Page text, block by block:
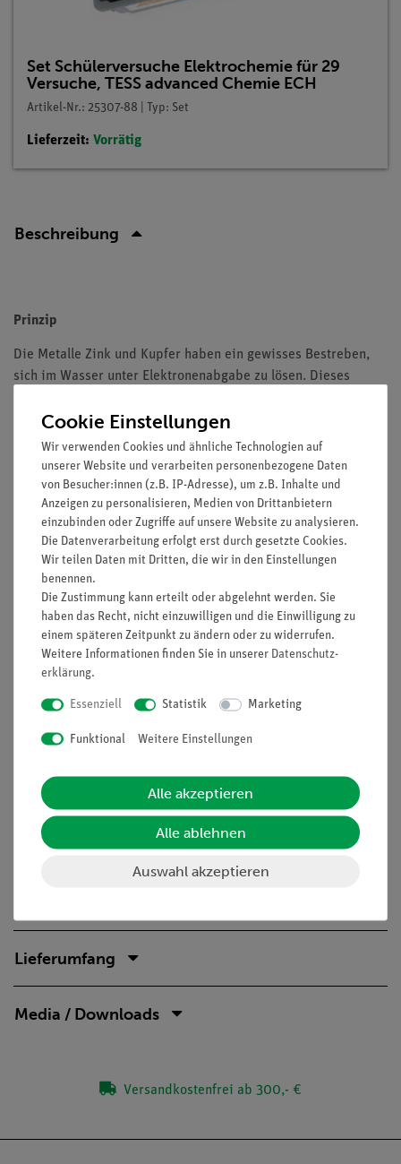
Set Schülerversuche Elektrochemie für 29
Versuche, TESS advanced Chemie ECH
Artikel-Nr.: 25307-88 | Typ: Set
Lieferzeit: Vorrätig
Beschreibung
Prinzip
Die Metalle Zink und Kupfer haben ein gewisses Bestreben,
sich im Wasser unter Elektronenabgabe zu lösen. Dieses
entstehenden Ionen diffundieren in das Wasser, die
Elektronen bleiben auf den Blechen zurück und laden diese
negativ auf. Jedes Metall besitzt einen charakteristischen
Lösungsdruck, hierbei gilt die Faustregel: Je edler ein Metall,
desto weniger Ionen gehen in Lösung und desto geringer der
Lösungsdruck.
In diesem Versuch tauchen Schüler zwei Elektroden aus
verschiedenen Metallen, z.B. aus Kupfer und Zink, in reines,
destilliertes Wasser. Dabei beobachten die Schüler, dass man
auch eine elektrische Spannung zwischen diesen Metallen
nachweisen kann
Vorteile
Versuch ist Teil einer Komplettsets, mit der alle
abgedeckt werden
Schnelle und einfache Versuchsvorbereitung
(Versuchsanleitung und Gefährdungsbeurteilung
Lieferumfang
Media / Downloads
Versandkostenfrei ab 300,- €
Cookie Einstellungen
Wir verwenden Cookies und ähnliche Technologien auf
unserer Website und verarbeiten personenbezogene Daten
von Besucher:innen (z.B. IP-Adresse), um z.B. Inhalte und
Anzeigen zu personalisieren, Medien von Drittanbietern
einzubinden oder Zugriffe auf unsere Website zu analysieren.
Die Datenverarbeitung erfolgt erst durch gesetzte Cookies.
Wir teilen Daten mit Dritten, die wir in den Einstellungen
benennen.
Die Zustimmung kann erteilt oder abgelehnt werden. Sie
haben das Recht, nicht einzuwilligen und die Einwilligung zu
einem späteren Zeitpunkt zu ändern oder zu widerrufen.
Weitere Informationen finden Sie in unserer Daten­schutz­
erklärung.
Essenziell Statistik Marketing
Funktional Weitere Einstellungen
Alle akzeptieren
Alle ablehnen
Auswahl akzeptieren